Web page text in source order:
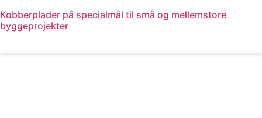
Kobberplader på specialmål til små og mellemstore
byggeprojekter